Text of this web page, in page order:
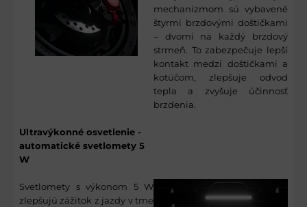
mechanizmom sú vybavené
štyrmi brzdovými doštičkami
– dvomi na každý brzdový
strmeň. To zabezpečuje lepší
kontakt medzi doštičkami a
kotúčom, zlepšuje odvod
tepla a zvyšuje účinnosť
brzdenia.
Ultravýkonné osvetlenie -
automatické svetlomety 5
W
Svetlomety s výkonom 5 W
zlepšujú zážitok z jazdy v tme